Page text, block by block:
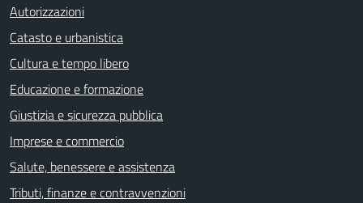
Autorizzazioni
Catasto e urbanistica
Cultura e tempo libero
Educazione e formazione
Giustizia e sicurezza pubblica
Imprese e commercio
Salute, benessere e assistenza
Tributi, finanze e contravvenzioni